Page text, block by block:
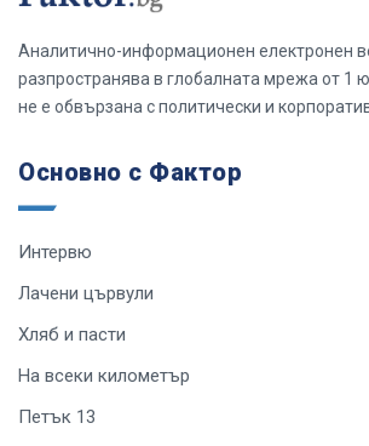
Аналитично-информационен електронен
разпространява в глобалната мрежа от 1
не е обвързана с политически и
Основно с Фактор
Интервю
Лачени цървули
Хляб и пасти
На всеки километър
Петък 13